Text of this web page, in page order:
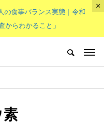
子供（成長期）
食事バランス実態｜令和
からわかること」
素